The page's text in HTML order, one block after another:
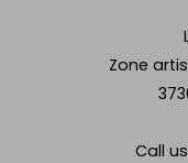
Zone
Call